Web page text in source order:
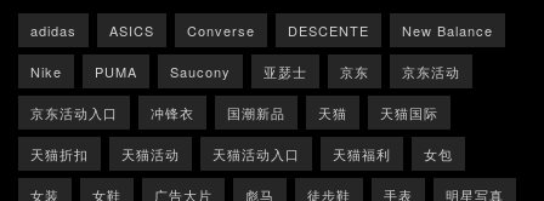
adidas ASICS Converse DESCENTE New Balance
Nike PUMA Saucony 亚瑟士 京东 京东活动
京东活动入口 冲锋衣 国潮新品 天猫 天猫国际
天猫折扣 天猫活动 天猫活动入口 天猫福利 女包
女装 女鞋 广告大片 彪马 徒步鞋 手表 明星写真